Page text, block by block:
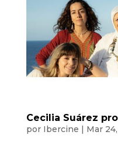
Cecilia Suárez
por Ibercine | Mar